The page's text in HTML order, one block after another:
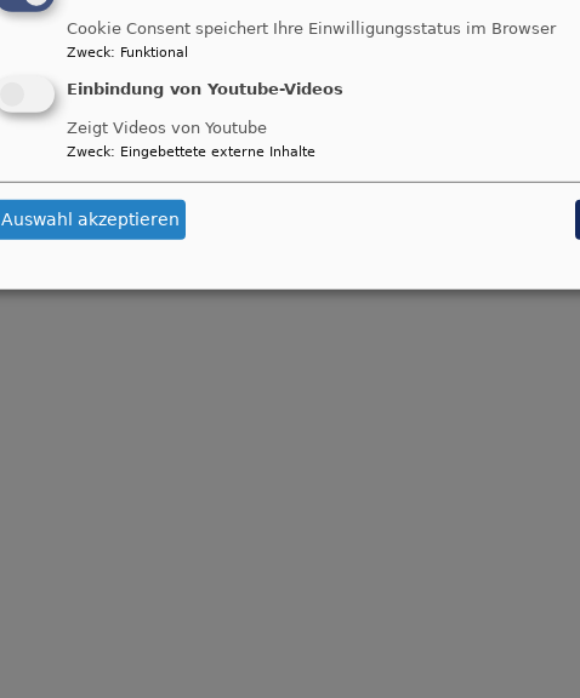
Cookie Consent speichert Ihre Einwilligungsstatus im Browser
Zweck: Funktional
Einbindung von Youtube-Videos
Zeigt Videos von Youtube
Zweck: Eingebettete externe Inhalte
Auswahl akzeptieren